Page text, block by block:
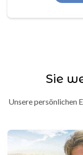
Sie
Unsere persönlichen